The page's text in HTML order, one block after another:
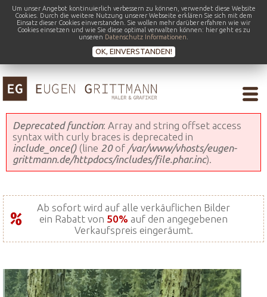
Um unser Angebot kontinuierlich verbessern zu können, verwendet diese Website
Cookies. Durch die weitere Nutzung unserer Webseite erklären Sie sich mit dem
Einsatz dieser Cookies einverstanden. Sie wollen mehr darüber erfahren wie wir
Cookies einsetzen und wie Sie diese optimal verwalten können: hier geht es zu
unseren Datenschutz Informationen
OK, EINVERSTANDEN!
Fehlermeldung
Deprecated function: Array and string offset access
syntax with curly braces is deprecated in
include_once()(line 20of /var/www/vhosts/eugen-
grittmann.de/httpdocs/includes/file.phar.inc).
Ab sofort wird auf alle verkäuflichen Bilder
ein Rabatt von 50% auf den angegebenen
Verkaufspreis eingeräumt.